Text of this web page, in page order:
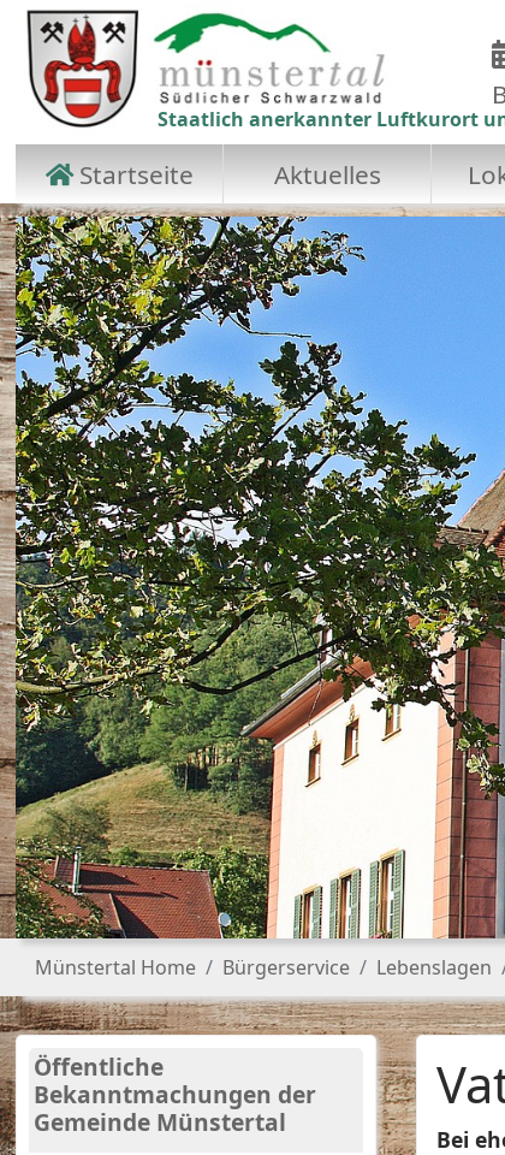
Zum Hauptinhalt springen
Staatlich anerkannter Luftkurort
Startseite Aktuelles
Sie sind hier:
Münstertal Home Bürgerservice Lebenslagen
Bei
Öffentliche
Bekanntmachungen der
Gemeinde Münstertal